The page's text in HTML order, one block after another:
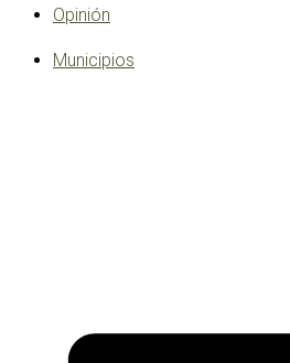
Opinión
Municipios